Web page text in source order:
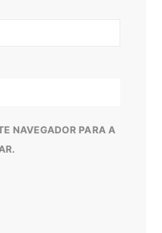
NAVEGADOR PARA A